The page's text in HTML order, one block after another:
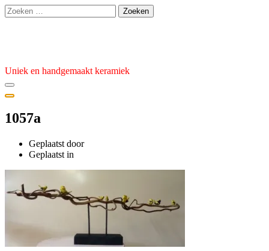
Ga
naar
Zoeken
naar:
Uniek en handgemaakt keramiek
1057a
Geplaatst door
Geplaatst
februari
2024
Geplaatst in